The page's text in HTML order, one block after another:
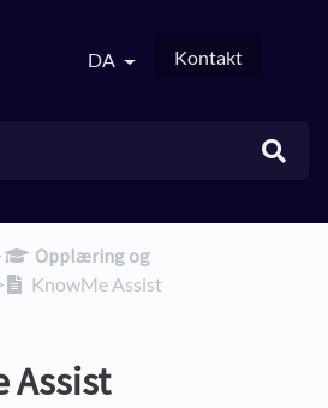
DA Kontakt
​Opplæring og
KnowMe Assist
Assist